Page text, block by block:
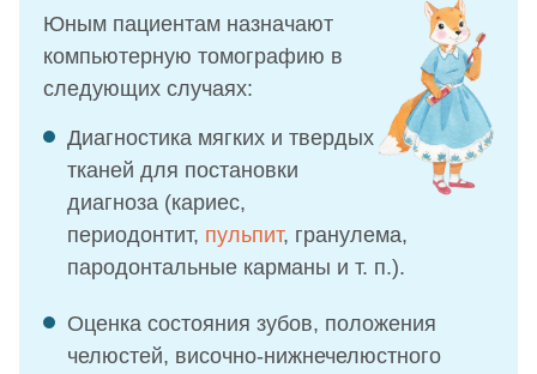
Юным пациентам назначают
компьютерную томографию в
следующих случаях:
Диагностика мягких и твердых
тканей для постановки
диагноза (кариес,
периодонтит, пульпит, гранулема,
пародонтальные карманы и т. п.).
Оценка состояния зубов, положения
челюстей, височно-нижнечелюстного